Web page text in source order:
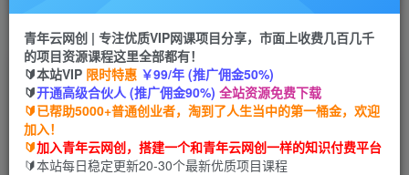
首页 创业课程 会员专属 正文
（6746期）幼师项目新渠道新玩法，一个作品变
现1000+，一部手机实现月入过万
青年云网创
2年前发布
关注 私信
青年云网创 | 专注优质VIP网课项目分享，市面上收费几百几千
的项目资源课程这里全部都有！
🔰本站VIP 限时特惠 ￥99/年 (推广佣金50%)
🔰开通高级合伙人 (推广佣金90%) 全站资源免费下载
🔰已帮助5000+普通创业者，淘到了人生当中的第一桶金，欢迎
加入！
🔰加入青年云网创，搭建一个和青年云网创一样的知识付费平台
🔰本站每日稳定更新20-30个最新优质项目课程